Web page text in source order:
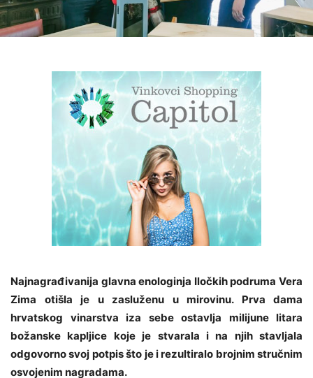
Najnagrađivanija glavna enologinja Iločkih podruma Vera
Zima otišla je u zasluženu u mirovinu. Prva dama
hrvatskog vinarstva iza sebe ostavlja milijune litara
božanske kapljice koje je stvarala i na njih stavljala
odgovorno svoj potpis što je i rezultiralo brojnim stručnim
osvojenim nagradama.